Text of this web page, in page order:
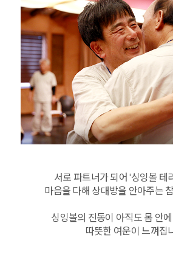
서로 파트너가 되어 '싱잉볼 테
마음을 다해 상대방을 안아주는
싱잉볼의 진동이 아직도 몸 안
따뜻한 여운이 느껴집